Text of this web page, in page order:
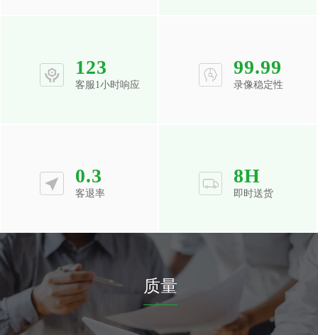
123
客服1小时响应
99.99
录像稳定性
0.3
客退率
8H
即时送货
质量